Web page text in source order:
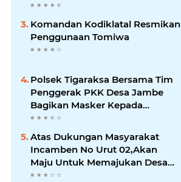
Komandan Kodiklatal Resmikan
Penggunaan Tomiwa
Polsek Tigaraksa Bersama Tim
Penggerak PKK Desa Jambe
Bagikan Masker Kepada
Pengguna Jalan
Atas Dukungan Masyarakat
Incamben No Urut 02,Akan
Maju Untuk Memajukan Desa
Tegal Kunir Kidul